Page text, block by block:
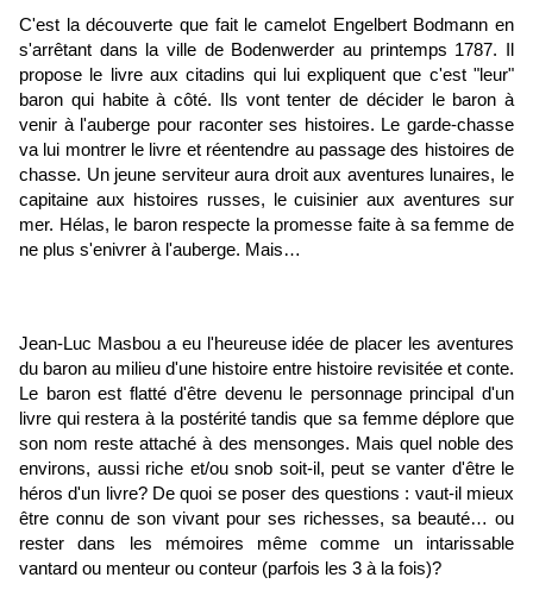
C'est la découverte que fait le camelot Engelbert Bodmann en
s'arrêtant dans la ville de Bodenwerder au printemps 1787. Il
propose le livre aux citadins qui lui expliquent que c'est "leur"
baron qui habite à côté. Ils vont tenter de décider le baron à
venir à l'auberge pour raconter ses histoires. Le garde-chasse
va lui montrer le livre et réentendre au passage des histoires de
chasse. Un jeune serviteur aura droit aux aventures lunaires, le
capitaine aux histoires russes, le cuisinier aux aventures sur
mer. Hélas, le baron respecte la promesse faite à sa femme de
ne plus s'enivrer à l'auberge. Mais…
Jean-Luc Masbou a eu l'heureuse idée de placer les aventures
du baron au milieu d'une histoire entre histoire revisitée et conte.
Le baron est flatté d'être devenu le personnage principal d'un
livre qui restera à la postérité tandis que sa femme déplore que
son nom reste attaché à des mensonges. Mais quel noble des
environs, aussi riche et/ou snob soit-il, peut se vanter d'être le
héros d'un livre? De quoi se poser des questions : vaut-il mieux
être connu de son vivant pour ses richesses, sa beauté… ou
rester dans les mémoires même comme un intarissable
vantard ou menteur ou conteur (parfois les 3 à la fois)?